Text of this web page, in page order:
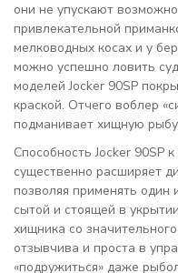
они не упускают
привлекательной
мелководных косах и у
можно успешно ловить
моделей Jocker 90SP
краской. Отчего воблер
подманивает хищную
Способность Jocker 90SP
существенно расширяет
позволяя применять один
сытой и стоящей в
хищника со
отзывчива и проста в
«подружиться» даже